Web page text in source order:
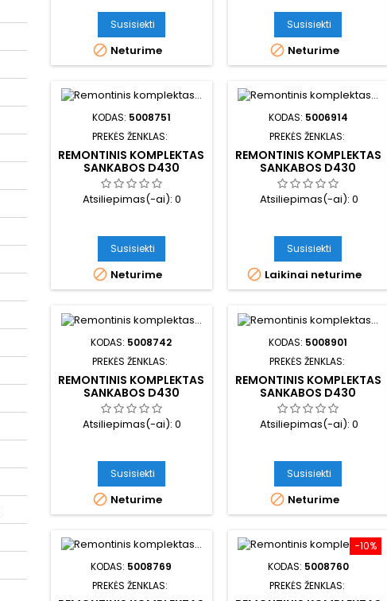
Susisiekti
 Neturime
Susisiekti
 Neturime
KODAS: 5008751
PREKĖS ŽENKLAS:
REMONTINIS KOMPLEKTAS
SANKABOS D430
Atsiliepimas(-ai):0
Susisiekti
 Neturime
KODAS: 5006914
PREKĖS ŽENKLAS:
REMONTINIS KOMPLEKTAS
SANKABOS D430
Atsiliepimas(-ai): 0
Susisiekti
 Laikinai neturime
KODAS: 5008742
PREKĖS ŽENKLAS:
REMONTINIS KOMPLEKTAS
SANKABOS D430
Atsiliepimas(-ai):0
Susisiekti
 Neturime
KODAS: 5008901
PREKĖS ŽENKLAS:
REMONTINIS KOMPLEKTAS
SANKABOS D430
Atsiliepimas(-ai): 0
Susisiekti
 Neturime
KODAS: 5008769
PREKĖS ŽENKLAS:
−10%
KODAS: 5008760
PREKĖS ŽENKLAS: